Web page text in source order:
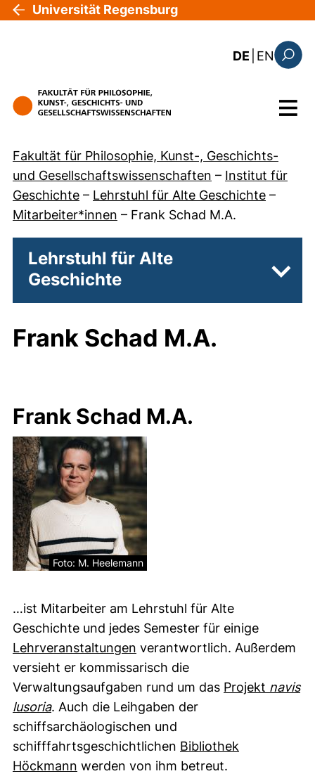
Direkt zum Inhalt
Universität Regensburg
DE EN: the
Menü
Fakultät für Philosophie, Kunst-, Geschichts-
und Gesellschaftswissenschaften – Institut für
Geschichte – Lehrstuhl für Alte Geschichte –
Mitarbeiter*innen – Frank Schad M.A.
Lehrstuhl für Alte
Geschichte
Frank Schad M.A.
Frank Schad M.A.
Foto: M. Heelemann
…ist Mitarbeiter am Lehrstuhl für Alte
Geschichte und jedes Semester für einige
Lehrveranstaltungen verantwortlich. Außerdem
versieht er kommissarisch die
Verwaltungsaufgaben rund um das Projekt navis
lusoria. Auch die Leihgaben der
schiffsarchäologischen und
schifffahrtsgeschichtlichen Bibliothek
Höckmann werden von ihm betreut.